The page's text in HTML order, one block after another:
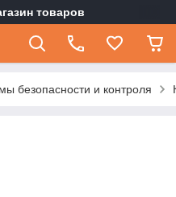
товаров
безопасности и контроля